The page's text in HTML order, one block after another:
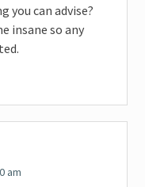
you can advise?
insane so any
am